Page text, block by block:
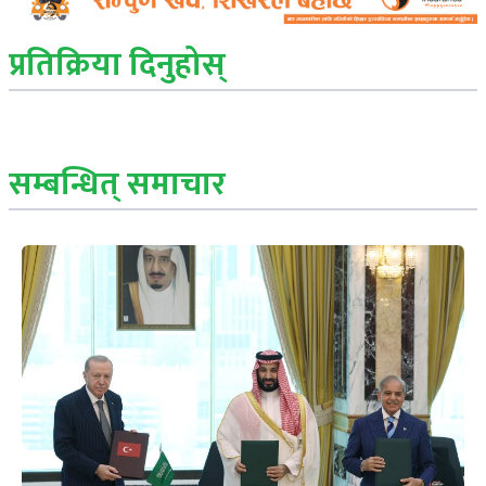
प्रतिक्रिया दिनुहोस्
सम्बन्धित् समाचार